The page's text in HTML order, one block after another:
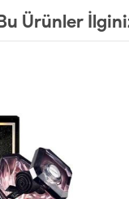
Ürünler